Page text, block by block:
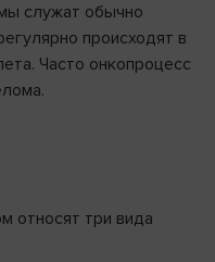
служат обычно
происходят в
Часто онкопроцесс
относят три вида